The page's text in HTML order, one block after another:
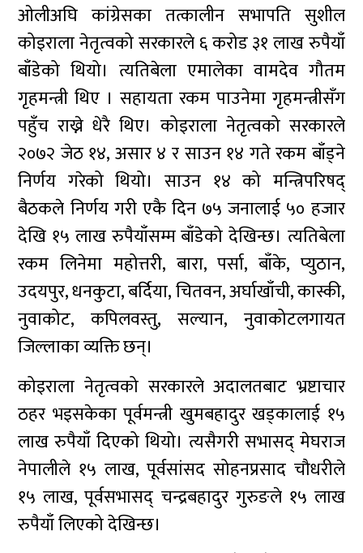
ओलीअघि कांग्रेसका तत्कालीन सभापति सुशील
कोइराला नेतृत्वको सरकारले ६ करोड ३१ लाख रुपैयाँ
बाँडेको थियो। त्यतिबेला एमालेका वामदेव गौतम
गृहमन्त्री थिए । सहायता रकम पाउनेमा गृहमन्त्रीसँग
पहुँच राख्ने धेरै थिए। कोइराला नेतृत्वको सरकारले
२०७२ जेठ १४, असार ४ र साउन १४ गते रकम बाँड्ने
निर्णय गरेको थियो। साउन १४ को मन्त्रिपरिषद्
बैठकले निर्णय गरी एकै दिन ७५ जनालाई ५० हजार
देखि १५ लाख रुपैयाँसम्म बाँडेको देखिन्छ। त्यतिबेला
रकम लिनेमा महोत्तरी, बारा, पर्सा, बाँके, प्युठान,
उदयपुर, धनकुटा, बर्दिया, चितवन, अर्घाखाँची, कास्की,
नुवाकोट, कपिलवस्तु, सल्यान, नुवाकोटलगायत
जिल्लाका व्यक्ति छन्।
कोइराला नेतृत्वको सरकारले अदालतबाट भ्रष्टाचार
ठहर भइसकेका पूर्वमन्त्री खुमबहादुर खड्कालाई १५
लाख रुपैयाँ दिएको थियो। त्यसैगरी सभासद् मेघराज
नेपालीले १५ लाख, पूर्वसांसद सोहनप्रसाद चौधरीले
१५ लाख, पूर्वसभासद् चन्द्रबहादुर गुरुङले १५ लाख
रुपैयाँ लिएको देखिन्छ।